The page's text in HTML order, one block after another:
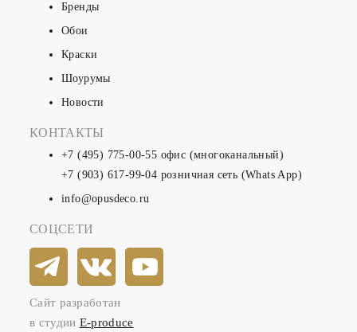
Бренды
Обои
Краски
Шоурумы
Новости
КОНТАКТЫ
+7 (495) 775-00-55 офис (многоканальный)
+7 (903) 617-99-04 розничная сеть (Whats App)
info@opusdeco.ru
СОЦСЕТИ
Сайт разработан
в студии E-produce